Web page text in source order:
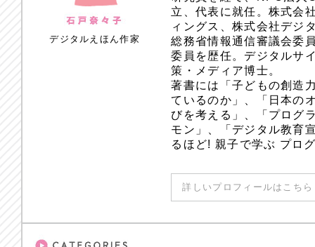
デジタルえほん作家
立、代表に就任。株式会
ィングス、株式会社デジ
総務省情報通信審議会委
委員を歴任。デジタルサ
策・メディア博士。
著書には「子どもの創造
ているのか」、「日本の
びを考える」、「プログ
モン」、「デジタル教育
るほど! 親子で学ぶ プロ
詳しいプロフィールはこち